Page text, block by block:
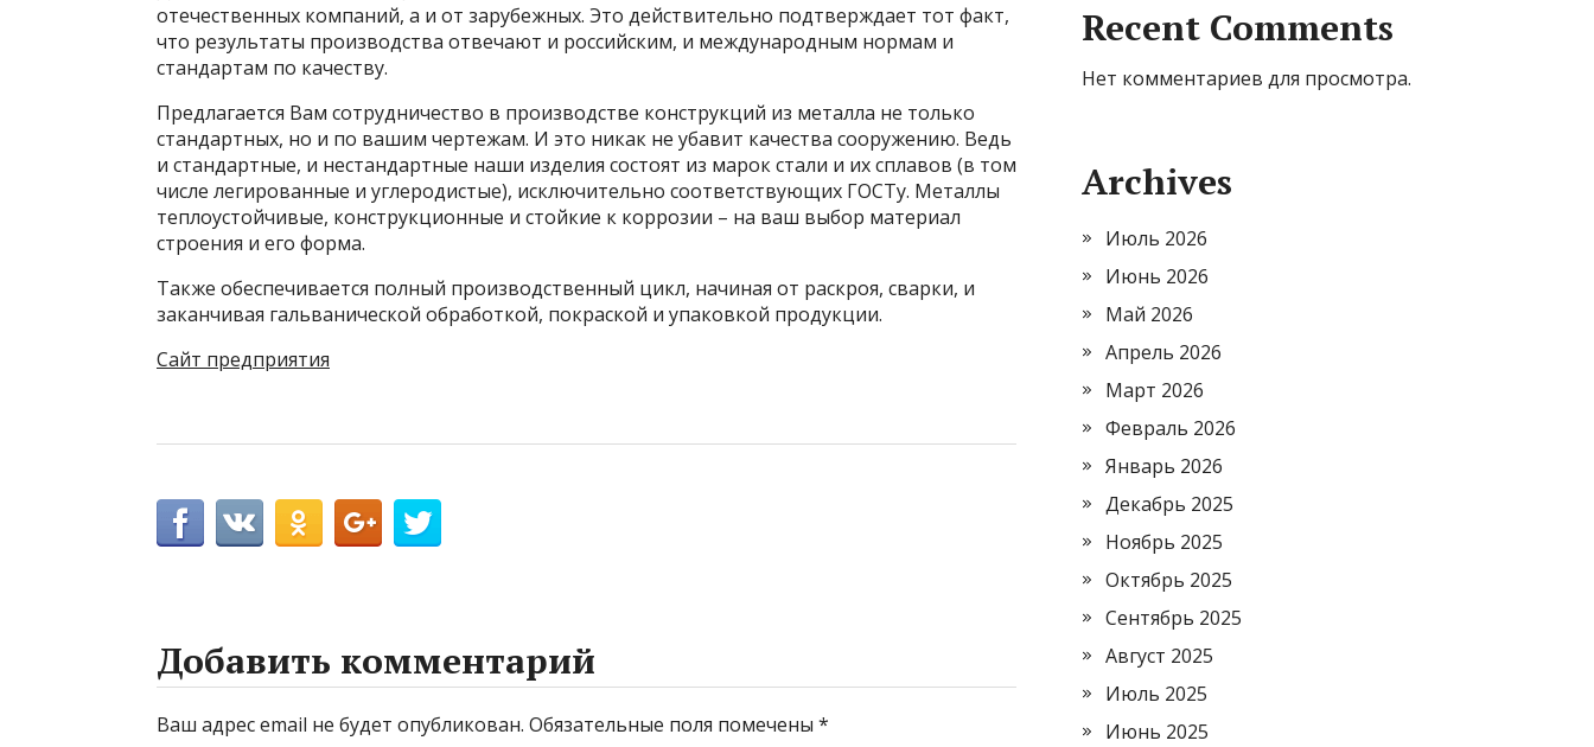
отечественных компаний, а и от зарубежных. Это действительно подтверждает тот факт,
что результаты производства отвечают и российским, и международным нормам и
стандартам по качеству.
Предлагается Вам сотрудничество в производстве конструкций из металла не только
стандартных, но и по вашим чертежам. И это никак не убавит качества сооружению. Ведь
и стандартные, и нестандартные наши изделия состоят из марок стали и их сплавов (в том
числе легированные и углеродистые), исключительно соответствующих ГОСТу. Металлы
теплоустойчивые, конструкционные и стойкие к коррозии – на ваш выбор материал
строения и его форма.
Также обеспечивается полный производственный цикл, начиная от раскроя, сварки, и
заканчивая гальванической обработкой, покраской и упаковкой продукции.
Сайт предприятия
Добавить комментарий
Ваш адрес email не будет опубликован. Обязательные поля помечены *
Recent Comments
Нет комментариев для просмотра.
Archives
Июль 2026
Июнь 2026
Май 2026
Апрель 2026
Март 2026
Февраль 2026
Январь 2026
Декабрь 2025
Ноябрь 2025
Октябрь 2025
Сентябрь 2025
Август 2025
Июль 2025
Июнь 2025